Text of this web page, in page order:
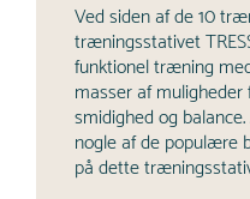
Ved siden af ​​de 10
træningsstativet
funktionel træning
masser af
smidighed og
nogle af de populære
på dette